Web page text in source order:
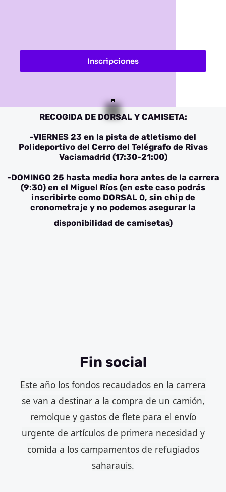
Inscripciones
RECOGIDA DE DORSAL Y CAMISETA:
-VIERNES 23 en la pista de atletismo del
Polideportivo del Cerro del Telégrafo de Rivas
Vaciamadrid (17:30-21:00)
-DOMINGO 25 hasta media hora antes de la carrera
(9:30) en el Miguel Ríos (en este caso podrás
inscribirte como DORSAL 0, sin chip de
cronometraje y no podemos asegurar la
disponibilidad de camisetas)
Fin social
Este año los fondos recaudados en la carrera
se van a destinar a la compra de un camión,
remolque y gastos de flete para el envío
urgente de artículos de primera necesidad y
comida a los campamentos de refugiados
saharauis.